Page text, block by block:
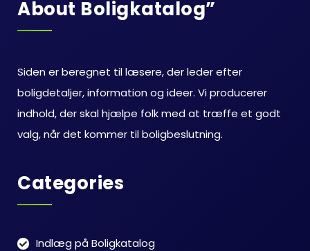
About Boligkatalog”
Siden er beregnet til læsere, der leder efter
boligdetaljer, information og ideer. Vi producerer
indhold, der skal hjælpe folk med at træffe et godt
valg, når det kommer til boligbeslutning.
Categories
Indlæg på Boligkatalog